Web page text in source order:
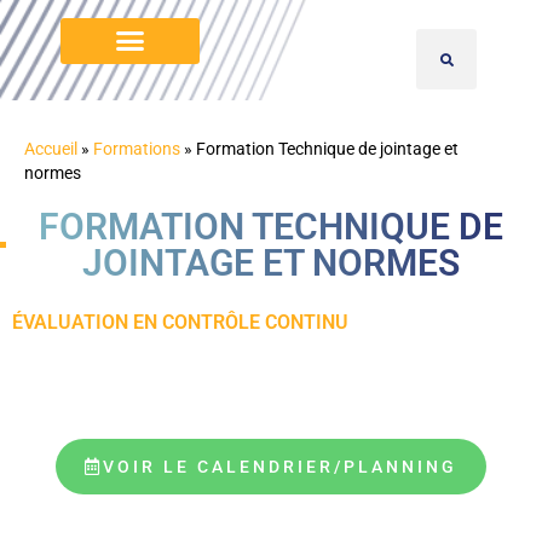
Accueil » Formations » Formation Technique de jointage et
normes
FORMATION TECHNIQUE DE
JOINTAGE ET NORMES
ÉVALUATION EN CONTRÔLE CONTINU
VOIR LE CALENDRIER/PLANNING